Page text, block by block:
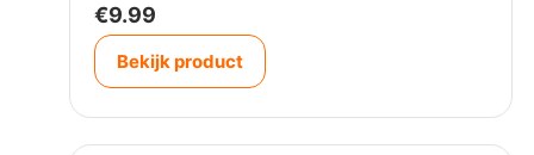
€9.99
Bekijk product